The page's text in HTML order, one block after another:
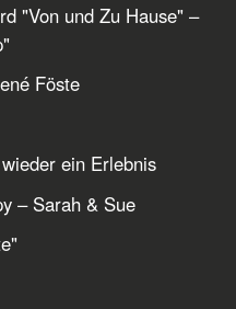
"Von und Zu Hause" –
Föste
ein Erlebnis
– Sarah & Sue